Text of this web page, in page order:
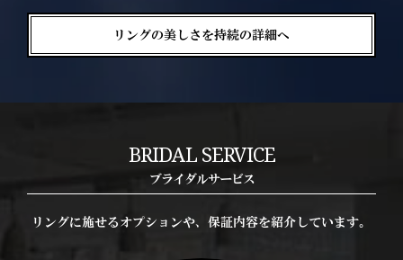
リングの美しさを持続の詳細へ
BRIDAL SERVICE
ブライダルサービス
リングに施せるオプションや、保証内容を紹介しています。